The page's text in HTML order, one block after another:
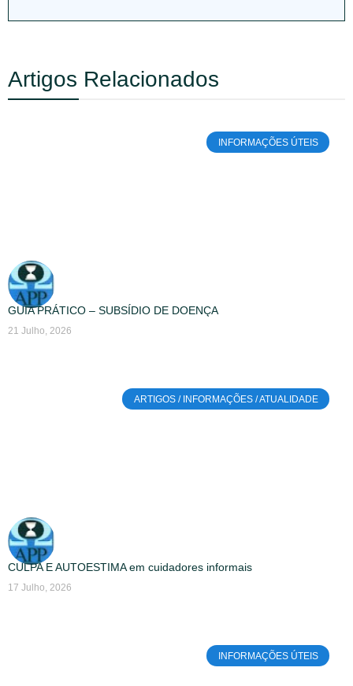
Artigos Relacionados
INFORMAÇÕES ÚTEIS
GUIA PRÁTICO – SUBSÍDIO DE DOENÇA
21 Julho, 2026
ARTIGOS / INFORMAÇÕES / ATUALIDADE
CULPA E AUTOESTIMA em cuidadores informais
17 Julho, 2026
INFORMAÇÕES ÚTEIS